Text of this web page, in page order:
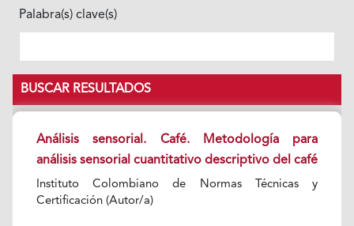
Palabra(s) clave(s)
BUSCAR RESULTADOS
Análisis sensorial. Café. Metodología para
análisis sensorial cuantitativo descriptivo del café
Instituto Colombiano de Normas Técnicas y
Certificación (Autor/a)